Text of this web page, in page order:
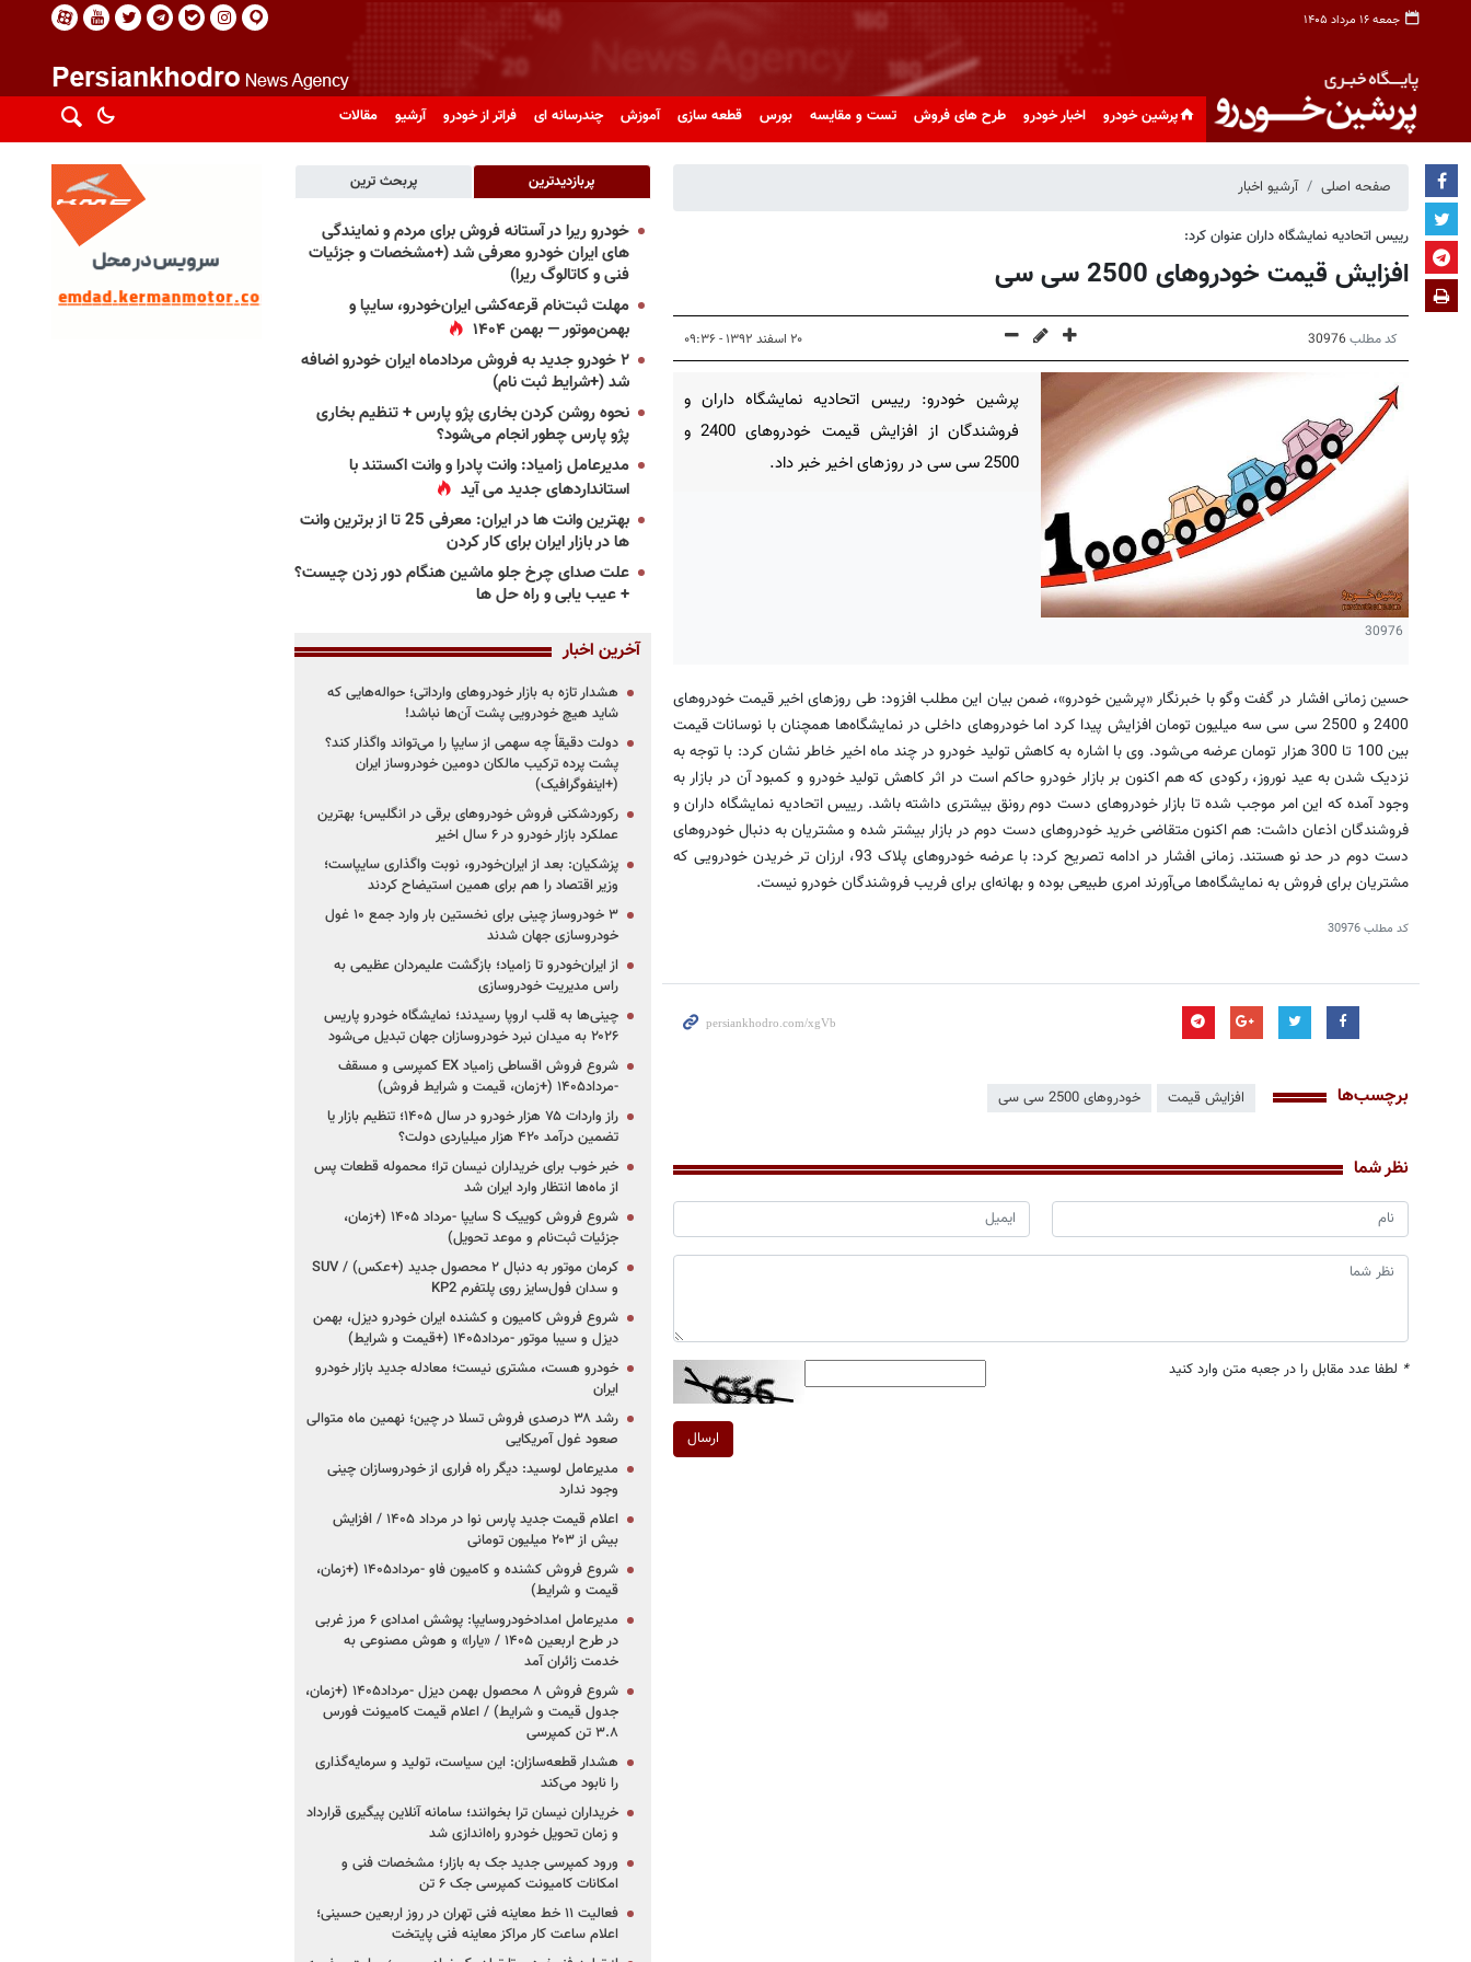
جمعه ۱۶ مرداد ۱۴۰۵
پرشین خودرو اخبار خودرو طرح های فروش تست و مقایسه بورس قطعه سازی آموزش چندرسانه ای فراتر از خودرو آرشیو مقالات
صفحه اصلی آرشیو اخبار
رییس اتحادیه نمایشگاه داران عنوان کرد:
افزایش قیمت خودروهای 2500 سی سی
کد مطلب 30976 ۲۰ اسفند ۱۳۹۲ - ۰۹:۳۶
30976
پرشین خودرو: رییس اتحادیه نمایشگاه داران و
فروشندگان از افزایش قیمت خودروهای 2400 و
2500 سی سی در روزهای اخیر خبر داد.
حسین زمانی افشار در گفت وگو با خبرنگار «پرشین خودرو»، ضمن بیان این مطلب افزود: طی روزهای اخیر قیمت خودروهای
2400 و 2500 سی سی سه میلیون تومان افزایش پیدا کرد اما خودروهای داخلی در نمایشگاه‌ها همچنان با نوسانات قیمت
بین 100 تا 300 هزار تومان عرضه می‌شود. وی با اشاره به کاهش تولید خودرو در چند ماه اخیر خاطر نشان کرد: با توجه به
نزدیک شدن به عید نوروز، رکودی که هم اکنون بر بازار خودرو حاکم است در اثر کاهش تولید خودرو و کمبود آن در بازار به
وجود آمده که این امر موجب شده تا بازار خودروهای دست دوم رونق بیشتری داشته باشد. رییس اتحادیه نمایشگاه داران و
فروشندگان اذعان داشت: هم اکنون متقاضی خرید خودروهای دست دوم در بازار بیشتر شده و مشتریان به دنبال خودروهای
دست دوم در حد نو هستند. زمانی افشار در ادامه تصریح کرد: با عرضه خودروهای پلاک 93، ارزان تر خریدن خودرویی که
مشتریان برای فروش به نمایشگاه‌ها می‌آورند امری طبیعی بوده و بهانه‌ای برای فریب فروشندگان خودرو نیست.
کد مطلب30976
برچسب‌ها افزایش قیمت خودروهای 2500 سی سی
نظر شما
* لطفا عدد مقابل را در جعبه متن وارد کنید
ارسال
پربازدیدترین پربحث ترین
خودرو ریرا در آستانه فروش برای مردم و نمایندگی
های ایران خودرو معرفی شد (+مشخصات و جزئیات
فنی و کاتالوگ ریرا)
مهلت ثبت‌نام قرعه‌کشی ایران‌خودرو، سایپا و
بهمن‌موتور — بهمن ۱۴۰۴
۲ خودرو جدید به فروش مردادماه ایران خودرو اضافه
شد (+شرایط ثبت نام)
نحوه روشن کردن بخاری پژو پارس + تنظیم بخاری
پژو پارس چطور انجام می‌شود؟
مدیرعامل زامیاد: وانت پادرا و وانت اکستند با
استانداردهای جدید می آید
بهترین وانت ها در ایران: معرفی 25 تا از برترین وانت
ها در بازار ایران برای کار کردن
علت صدای چرخ جلو ماشین هنگام دور زدن چیست؟
+ عیب یابی و راه حل ها
آخرین اخبار
هشدار تازه به بازار خودروهای وارداتی؛ حواله‌هایی که
شاید هیچ خودرویی پشت آن‌ها نباشد!
دولت دقیقاً چه سهمی از سایپا را می‌تواند واگذار کند؟
پشت پرده ترکیب مالکان دومین خودروساز ایران
(+اینفوگرافیک)
رکوردشکنی فروش خودروهای برقی در انگلیس؛ بهترین
عملکرد بازار خودرو در ۶ سال اخیر
پزشکیان: بعد از ایران‌خودرو، نوبت واگذاری سایپاست؛
وزیر اقتصاد را هم برای همین استیضاح کردند
۳ خودروساز چینی برای نخستین بار وارد جمع ۱۰ غول
خودروسازی جهان شدند
از ایران‌خودرو تا زامیاد؛ بازگشت علیمردان عظیمی به
راس مدیریت خودروسازی
چینی‌ها به قلب اروپا رسیدند؛ نمایشگاه خودرو پاریس
۲۰۲۶ به میدان نبرد خودروسازان جهان تبدیل می‌شود
شروع فروش اقساطی زامیاد EX کمپرسی و مسقف
-مرداد۱۴۰۵ (+زمان، قیمت و شرایط فروش)
راز واردات ۷۵ هزار خودرو در سال ۱۴۰۵؛ تنظیم بازار یا
تضمین درآمد ۴۲۰ هزار میلیاردی دولت؟
خبر خوب برای خریداران نیسان ترا؛ محموله قطعات پس
از ماه‌ها انتظار وارد ایران شد
شروع فروش کوییک S سایپا -مرداد ۱۴۰۵ (+زمان،
جزئیات ثبت‌نام و موعد تحویل)
کرمان موتور به دنبال ۲ محصول جدید (+عکس) / SUV
و سدان فول‌سایز روی پلتفرم KP2
شروع فروش کامیون و کشنده ایران خودرو دیزل، بهمن
دیزل و سیبا موتور -مرداد۱۴۰۵ (+قیمت و شرایط)
خودرو هست، مشتری نیست؛ معادله جدید بازار خودرو
ایران
رشد ۳۸ درصدی فروش تسلا در چین؛ نهمین ماه متوالی
صعود غول آمریکایی
مدیرعامل لوسید: دیگر راه فراری از خودروسازان چینی
وجود ندارد
اعلام قیمت جدید پارس نوا در مرداد ۱۴۰۵ / افزایش
بیش از ۲۰۳ میلیون تومانی
شروع فروش کشنده و کامیون فاو -مرداد۱۴۰۵ (+زمان،
قیمت و شرایط)
مدیرعامل امدادخودروسایپا: پوشش امدادی ۶ مرز غربی
در طرح اربعین ۱۴۰۵ / «یارا» و هوش مصنوعی به
خدمت زائران آمد
شروع فروش ۸ محصول بهمن دیزل -مرداد۱۴۰۵ (+زمان،
جدول قیمت و شرایط) / اعلام قیمت کامیونت فورس
۳.۸ تن کمپرسی
هشدار قطعه‌سازان: این سیاست، تولید و سرمایه‌گذاری
را نابود می‌کند
خریداران نیسان ترا بخوانند؛ سامانه آنلاین پیگیری قرارداد
و زمان تحویل خودرو راه‌اندازی شد
ورود کمپرسی جدید جک به بازار؛ مشخصات فنی و
امکانات کامیونت کمپرسی جک ۶ تن
فعالیت ۱۱ خط معاینه فنی تهران در روز اربعین حسینی؛
اعلام ساعت کار مراکز معاینه فنی پایتخت